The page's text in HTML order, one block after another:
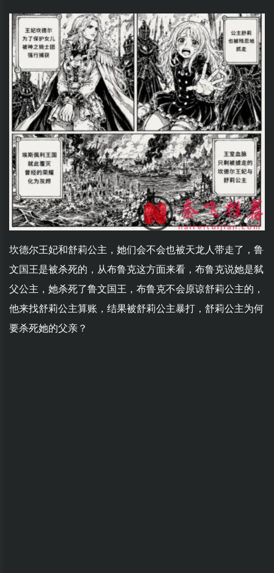
坎德尔王妃和舒莉公主，她们会不会也被天龙人带走了，鲁
文国王是被杀死的，从布鲁克这方面来看，布鲁克说她是弑
父公主，她杀死了鲁文国王，布鲁克不会原谅舒莉公主的，
他来找舒莉公主算账，结果被舒莉公主暴打，舒莉公主为何
要杀死她的父亲？